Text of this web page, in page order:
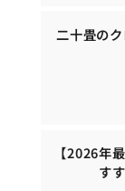
二十畳の
【2026年
す